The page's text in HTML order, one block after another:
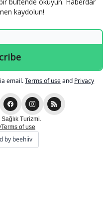
kaydolun!
email.Terms of useand Privacy
Turizmi.
Terms of use
by beehiiv